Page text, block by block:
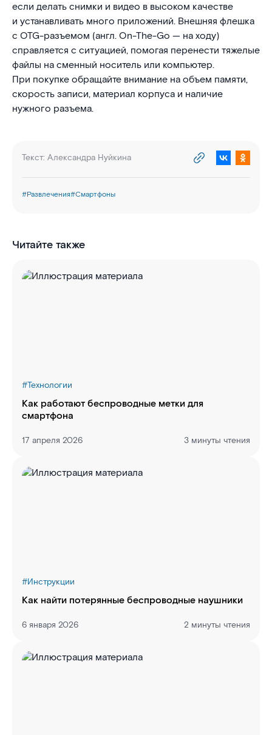
если делать снимки и видео в высоком качестве
и устанавливать много приложений. Внешняя флешка
с OTG-разъемом (англ. On-The-Go — на ходу)
справляется с ситуацией, помогая перенести тяжелые
файлы на сменный носитель или компьютер.
При покупке обращайте внимание на объем памяти,
скорость записи, материал корпуса и наличие
нужного разъема.
Текст: Александра Нуйкина
#Развлечения#Смартфоны
Читайте также
#Технологии
Как работают беспроводные метки для
смартфона
17 апреля 2026 3 минуты чтения
#Инструкции
Как найти потерянные беспроводные наушники
6 января 2026 2 минуты чтения